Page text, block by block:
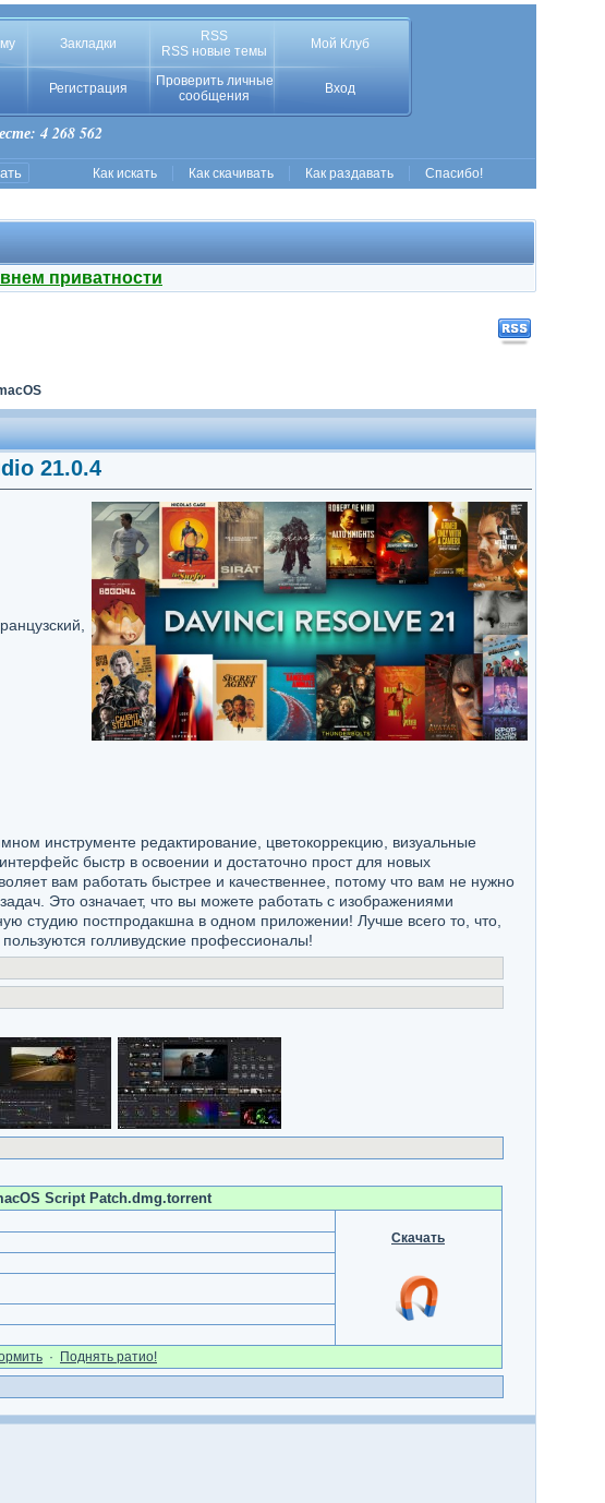
Закладки
RSS
RSS новые темы
Мой Клуб
Регистрация
Проверить личные
сообщения
Вход
4 268 562
Как искать Как скачивать Как раздавать Спасибо!
приватности
21.0.4
инструменте редактирование, цветокоррекцию, визуальные
быстр в освоении и достаточно прост для новых
вам работать быстрее и качественнее, потому что вам не нужно
Это означает, что вы можете работать с изображениями
студию постпродакшна в одном приложении! Лучше всего то, что,
голливудские профессионалы!
Script Patch.dmg.torrent
Скачать
· Поднять ратио!